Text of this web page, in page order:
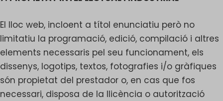
El lloc web, incloent a títol enunciatiu però no
limitatiu la programació, edició, compilació i altres
elements necessaris pel seu funcionament, els
dissenys, logotips, textos, fotografies i/o gràfiques
són propietat del prestador o, en cas que fos
necessari, disposa de la llicència o autorització